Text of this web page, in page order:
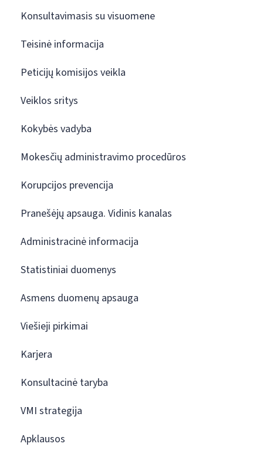
Konsultavimasis su visuomene
Teisinė informacija
Peticijų komisijos veikla
Veiklos sritys
Kokybės vadyba
Mokesčių administravimo procedūros
Korupcijos prevencija
Pranešėjų apsauga. Vidinis kanalas
Administracinė informacija
Statistiniai duomenys
Asmens duomenų apsauga
Viešieji pirkimai
Karjera
Konsultacinė taryba
VMI strategija
Apklausos